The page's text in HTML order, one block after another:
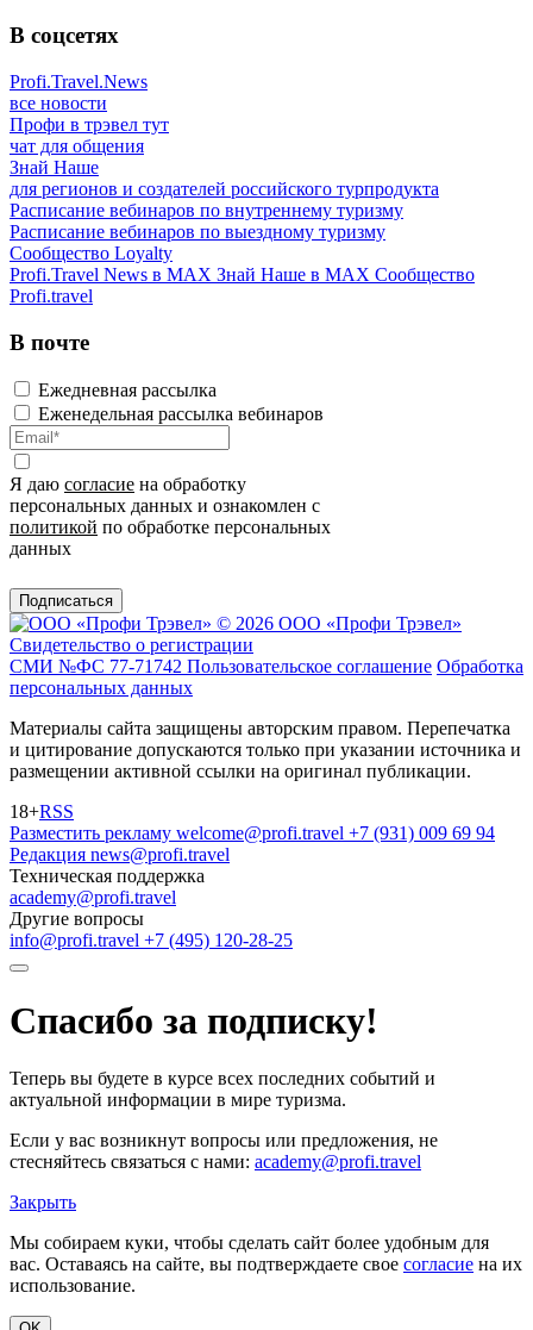
В соцсетях
Profi.Travel.News
все новости
Профи в трэвел тут
чат для общения
Знай Наше
для регионов и создателей российского турпродукта
Расписание вебинаров по внутреннему туризму
Расписание вебинаров по выездному туризму
Сообщество Loyalty
Profi.Travel News в MAX Знай Наше в MAX Сообщество
Profi.travel
В почте
Ежедневная рассылка
Еженедельная рассылка вебинаров
Я даю согласие на обработку
персональных данных и ознакомлен с
политикой по обработке персональных
данных
Подписаться
© 2026 ООО «Профи Трэвeл»
Свидетельство о регистрации
СМИ №ФС 77-71742 Пользовательское соглашение Обработка
персональных данных
Материалы сайта защищены авторским правом. Перепечатка
и цитирование допускаются только при указании источника и
размещении активной ссылки на оригинал публикации.
18+RSS
Разместить рекламу welcome@profi.travel +7 (931) 009 69 94
Редакция news@profi.travel
Техническая поддержка
academy@profi.travel
Другие вопросы
info@profi.travel +7 (495) 120-28-25
Спасибо за подписку!
Теперь вы будете в курсе всех последних событий и
актуальной информации в мире туризма.
Если у вас возникнут вопросы или предложения, не
стесняйтесь связаться с нами: academy@profi.travel
Закрыть
Мы собираем куки, чтобы сделать сайт более удобным для
вас. Оставаясь на сайте, вы подтверждаете свое согласие на их
использование.